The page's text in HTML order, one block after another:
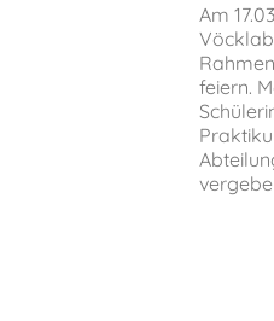
Am
feiern.